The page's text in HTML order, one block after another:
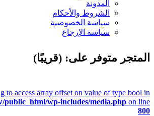
المدونة
الشروط والأحكام
سياسة الخصوصية
سياسة الإرجاع
المتجر متوفر على: (قريبًا)
to access array offset on value of type bool in
public_html/wp-includes/media.php on line
800